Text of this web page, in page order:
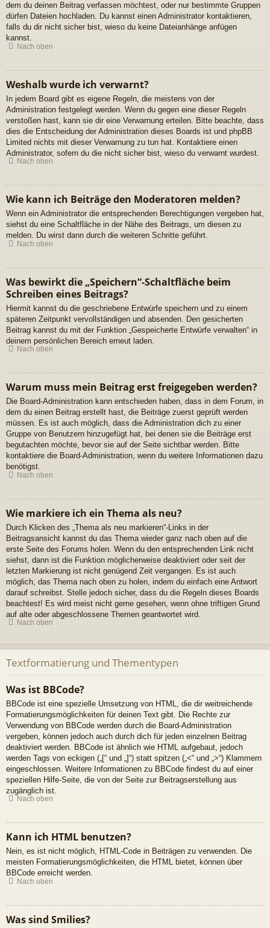
dem du deinen Beitrag verfassen möchtest, oder nur bestimmte Gruppen
dürfen Dateien hochladen. Du kannst einen Administrator kontaktieren,
falls du dir nicht sicher bist, wieso du keine Dateianhänge anfügen
kannst.
Nach oben
Weshalb wurde ich verwarnt?
In jedem Board gibt es eigene Regeln, die meistens von der
Administration festgelegt werden. Wenn du gegen eine dieser Regeln
verstoßen hast, kann sie dir eine Verwarnung erteilen. Bitte beachte, dass
dies die Entscheidung der Administration dieses Boards ist und phpBB
Limited nichts mit dieser Verwarnung zu tun hat. Kontaktiere einen
Administrator, sofern du die nicht sicher bist, wieso du verwarnt wurdest.
Nach oben
Wie kann ich Beiträge den Moderatoren melden?
Wenn ein Administrator die entsprechenden Berechtigungen vergeben hat,
siehst du eine Schaltfläche in der Nähe des Beitrags, um diesen zu
melden. Du wirst dann durch die weiteren Schritte geführt.
Nach oben
Was bewirkt die „Speichern“-Schaltfläche beim
Schreiben eines Beitrags?
Hiermit kannst du die geschriebene Entwürfe speichern und zu einem
späteren Zeitpunkt vervollständigen und absenden. Den gesicherten
Beitrag kannst du mit der Funktion „Gespeicherte Entwürfe verwalten“ in
deinem persönlichen Bereich erneut laden.
Nach oben
Warum muss mein Beitrag erst freigegeben werden?
Die Board-Administration kann entschieden haben, dass in dem Forum, in
dem du einen Beitrag erstellt hast, die Beiträge zuerst geprüft werden
müssen. Es ist auch möglich, dass die Administration dich zu einer
Gruppe von Benutzern hinzugefügt hat, bei denen sie die Beiträge erst
begutachten möchte, bevor sie auf der Seite sichtbar werden. Bitte
kontaktiere die Board-Administration, wenn du weitere Informationen dazu
benötigst.
Nach oben
Wie markiere ich ein Thema als neu?
Durch Klicken des „Thema als neu markieren“-Links in der
Beitragsansicht kannst du das Thema wieder ganz nach oben auf die
erste Seite des Forums holen. Wenn du den entsprechenden Link nicht
siehst, dann ist die Funktion möglicherweise deaktiviert oder seit der
letzten Markierung ist nicht genügend Zeit vergangen. Es ist auch
möglich, das Thema nach oben zu holen, indem du einfach eine Antwort
darauf schreibst. Stelle jedoch sicher, dass du die Regeln dieses Boards
beachtest! Es wird meist nicht gerne gesehen, wenn ohne triftigen Grund
auf alte oder abgeschlossene Themen geantwortet wird.
Nach oben
Textformatierung und Thementypen
Was ist BBCode?
BBCode ist eine spezielle Umsetzung von HTML, die dir weitreichende
Formatierungsmöglichkeiten für deinen Text gibt. Die Rechte zur
Verwendung von BBCode werden durch die Board-Administration
vergeben, können jedoch auch durch dich für jeden einzelnen Beitrag
deaktiviert werden. BBCode ist ähnlich wie HTML aufgebaut, jedoch
werden Tags von eckigen („[“ und „]“) statt spitzen („<“ und „>“) Klammern
eingeschlossen. Weitere Informationen zu BBCode findest du auf einer
speziellen Hilfe-Seite, die von der Seite zur Beitragserstellung aus
zugänglich ist.
Nach oben
Kann ich HTML benutzen?
Nein, es ist nicht möglich, HTML-Code in Beiträgen zu verwenden. Die
meisten Formatierungsmöglichkeiten, die HTML bietet, können über
BBCode erreicht werden.
Nach oben
Was sind Smilies?